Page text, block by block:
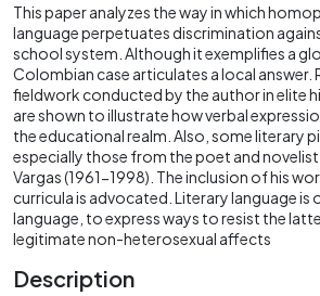
This paper analyzes the way in which
language perpetuates discrimination
school system. Although it exemplifies a
Colombian case articulates a local answer.
fieldwork conducted by the author in elite
are shown to illustrate how verbal
the educational realm. Also, some literary
especially those from the poet and
Vargas (1961-1998). The inclusion of his
curricula is advocated. Literary language
language, to express ways to resist the
legitimate non-heterosexual affects
Description